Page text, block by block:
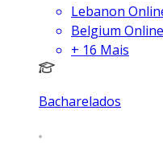
Lebanon
Belgium
+ 16 Mais
Bacharelados